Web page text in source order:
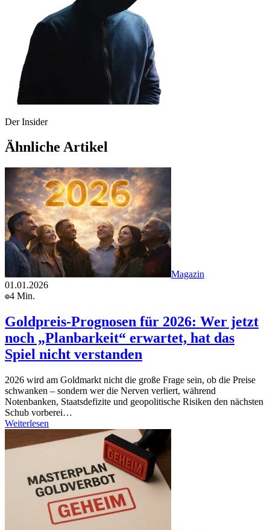
Der Insider
Ähnliche Artikel
Magazin
01.01.2026
4 Min.
Goldpreis-Prognosen für 2026: Wer jetzt
noch „Planbarkeit“ erwartet, hat das
Spiel nicht verstanden
2026 wird am Goldmarkt nicht die große Frage sein, ob die Preise
schwanken – sondern wer die Nerven verliert, während
Notenbanken, Staatsdefizite und geopolitische Risiken den nächsten
Schub vorberei…
Weiterlesen